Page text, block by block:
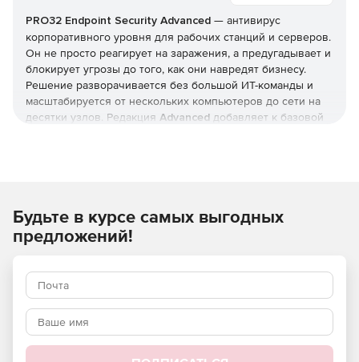
PRO32 Endpoint Security Advanced — антивирус
корпоративного уровня для рабочих станций и серверов.
Он не просто реагирует на заражения, а предугадывает и
блокирует угрозы до того, как они навредят бизнесу.
Решение разворачивается без большой ИТ-команды и
масштабируется от нескольких компьютеров до сети на
десятки узлов. Редакция Advanced добавляет к базовой
Как устроена защита
В основе — многоуровневая модель: антивирус,
вымогателей, фильтрация почты и интернет-трафика.
Отмеченные наградами технологии упреждающего
обнаружения дополняются поведенческим
(эвристическим) анализом, который выявляет
неизвестные вредоносные программы и эксплойты
Будьте в курсе самых выгодных
предложений!